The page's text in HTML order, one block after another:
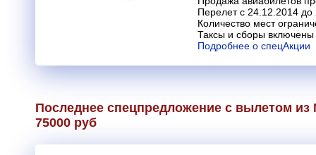
Перелет с 24.12.2014 до
Количество мест
Таксы и сборы включены
Подробнее о спецАкции
Последнее спецпредложение с вылетом
75000 руб